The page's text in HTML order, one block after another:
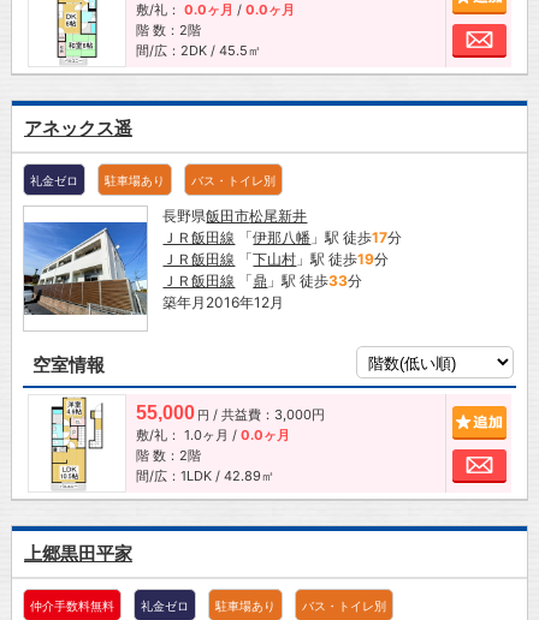
敷/礼： 0.0ヶ月 / 0.0ヶ月
階 数：2階
間/広：2DK / 45.5㎡
お
アネックス遥
礼金ゼロ 駐車場あり バス・トイレ別
長野県飯田市松尾新井
ＪＲ飯田線 「伊那八幡 」駅 徒歩17分
ＪＲ飯田線 「下山村 」駅 徒歩19分
ＪＲ飯田線 「鼎 」駅 徒歩33分
築年月2016年12月
空室情報
55,000 円 / 共益費：3,000円
敷/礼： 1.0ヶ月 / 0.0ヶ月
階 数：2階
間/広：1LDK / 42.89㎡
お
上郷黒田平家
仲介手数料無料 礼金ゼロ 駐車場あり バス・トイレ別